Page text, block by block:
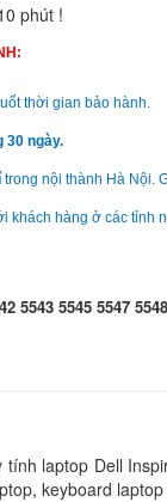
phút !
thời gian bảo hành.
30 ngày.
trong nội thành Hà Nội.
khách hàng ở các tỉnh
5543 5545 5547
laptop Dell
keyboard